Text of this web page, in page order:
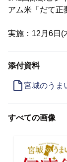
アム米「だて正
実施：12月6日
添付資料
宮城のうま
すべての画像